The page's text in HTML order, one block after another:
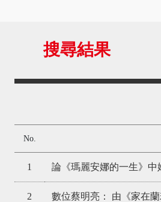
搜尋結果
No.
1 論《瑪麗安娜的一生》中
2 數位蔡明亮： 由《家在